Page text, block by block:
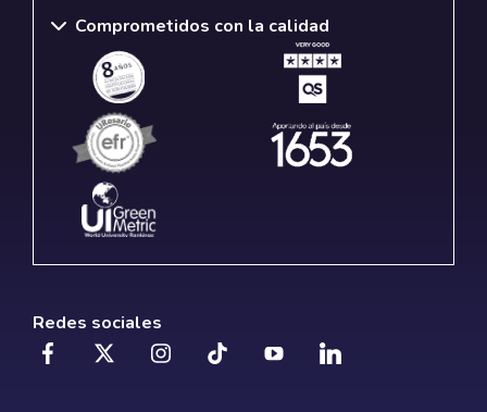
Comprometidos con la calidad
Redes sociales